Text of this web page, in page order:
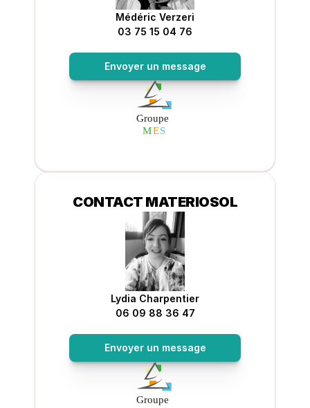
Médéric Verzeri
03 75 15 04 76
Envoyer un message
CONTACT MATERIOSOL
Lydia Charpentier
06 09 88 36 47
Envoyer un message